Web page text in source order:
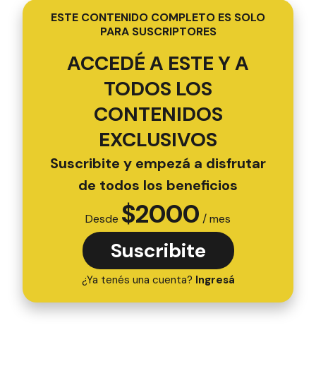
ESTE CONTENIDO COMPLETO ES SOLO
PARA SUSCRIPTORES
ACCEDÉ A ESTE Y A
TODOS LOS
CONTENIDOS
EXCLUSIVOS
Suscribite y empezá a disfrutar
de todos los beneficios
Desde $2000 / mes
Suscribite
¿Ya tenés una cuenta? Ingresá